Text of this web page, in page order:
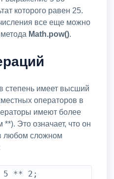
которого равен 25.
все еще можно
Math.pow().
степень имеет высший
операторов в
имеют более
**). Это означает, что он
любом сложном
** 2;